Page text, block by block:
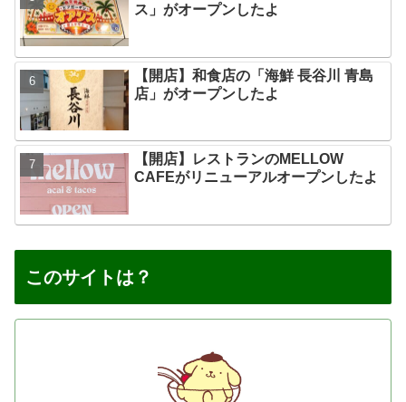
ス」がオープンしたよ
【開店】和食店の「海鮮 長谷川 青島
店」がオープンしたよ
【開店】レストランのMELLOW
CAFEがリニューアルオープンしたよ
このサイトは？